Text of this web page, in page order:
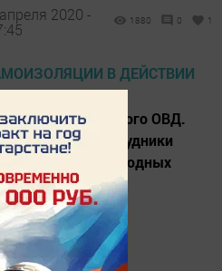
2020 -
1880 0 1
Лаишевского ОВД.
сел. Только сотрудники
на безлюдных